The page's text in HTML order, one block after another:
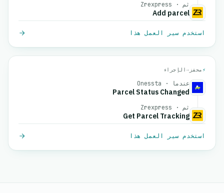
ثم · Zrexpress
Add parcel
استخدم سير العمل هذا
⚡ محفز →الإجراء
عندما · Onessta
Parcel Status Changed
ثم · Zrexpress
Get Parcel Tracking
استخدم سير العمل هذا